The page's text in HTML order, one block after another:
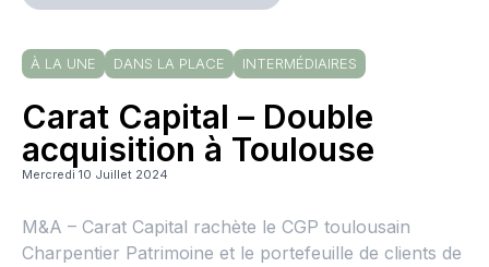
À LA UNE DANS LA PLACE INTERMÉDIAIRES
Carat Capital – Double
acquisition à Toulouse
Mercredi 10 Juillet 2024
M&A – Carat Capital rachète le CGP toulousain
Charpentier Patrimoine et le portefeuille de clients de